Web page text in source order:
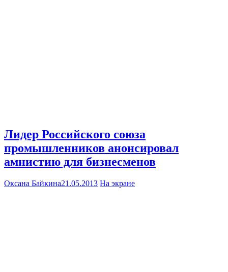
Лидер Российского союза
промышленников анонсировал
амнистию для бизнесменов
Оксана Байкина21.05.2013 На экране